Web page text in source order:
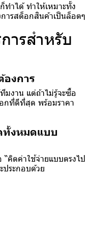
ำได้ ทำให้เหมาะทั้ง
ารสต็อกสินค้าเป็นล็อตๆ
ารสำหรับ
งการ
มงาน แต่ถ้าไม่รู้จะซื้อ
กที่ดีที่สุด พร้อมราคา
ทั้งหมดแบบ
“คิดค่าใช้จ่ายแบบตรงไป
ประกอบด้วย